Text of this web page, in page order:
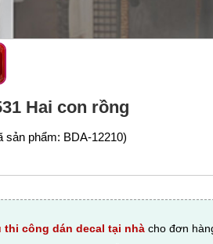
Hai con rồng
sản phẩm: BDA-12210)
thi công dán decal tại nhà cho đơn